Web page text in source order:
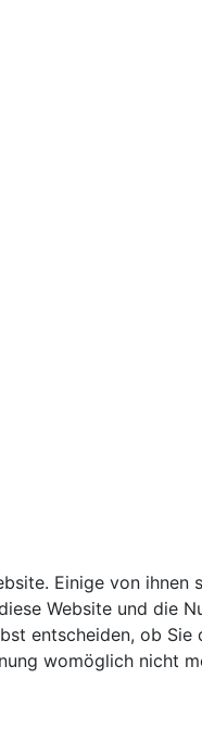
Einige von ihnen
Website und die
entscheiden, ob
womöglich nicht